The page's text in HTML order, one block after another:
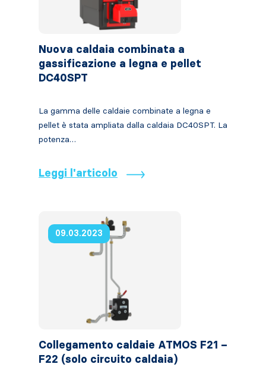
Nuova caldaia combinata a
gassificazione a legna e pellet
DC40SPT
La gamma delle caldaie combinate a legna e
pellet è stata ampliata dalla caldaia DC40SPT. La
potenza…
Leggi l'articolo
09.03.2023
Collegamento caldaie ATMOS F21 –
F22 (solo circuito caldaia)